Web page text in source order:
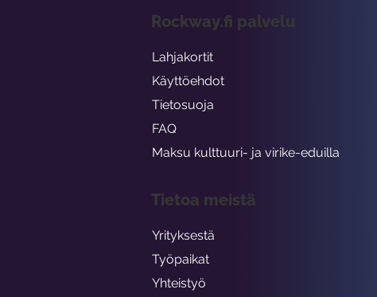
Rockway.fi palvelu
Lahjakortit
Käyttöehdot
Tietosuoja
FAQ
Maksu kulttuuri- ja virike-eduilla
Tietoa meistä
Yrityksestä
Työpaikat
Yhteistyö